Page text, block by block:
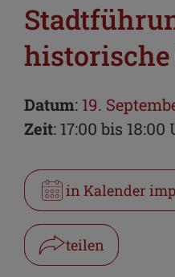
Datum:19.
Zeit: 17:00 bis 18:00
in Kalender
teilen